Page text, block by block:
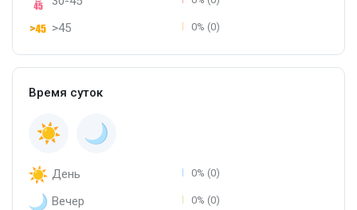
>45 0% (0)
Время суток
День 0% (0)
Вечер 0% (0)